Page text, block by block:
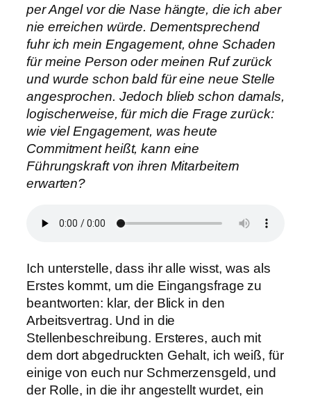
per Angel vor die Nase hängte, die ich aber
nie erreichen würde. Dementsprechend
fuhr ich mein Engagement, ohne Schaden
für meine Person oder meinen Ruf zurück
und wurde schon bald für eine neue Stelle
angesprochen. Jedoch blieb schon damals,
logischerweise, für mich die Frage zurück:
wie viel Engagement, was heute
Commitment heißt, kann eine
Führungskraft von ihren Mitarbeitern
erwarten?
Ich unterstelle, dass ihr alle wisst, was als
Erstes kommt, um die Eingangsfrage zu
beantworten: klar, der Blick in den
Arbeitsvertrag. Und in die
Stellenbeschreibung. Ersteres, auch mit
dem dort abgedruckten Gehalt, ich weiß, für
einige von euch nur Schmerzensgeld, und
der Rolle, in die ihr angestellt wurdet, ein